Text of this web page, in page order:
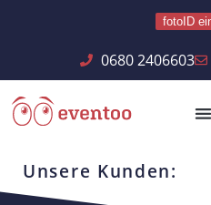
fotoID
0680 2406603
Unsere Kunden: